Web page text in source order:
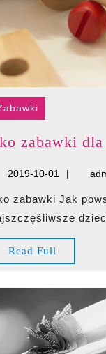
zabawki
2019-10-01 2019-
01
Read Full
Full